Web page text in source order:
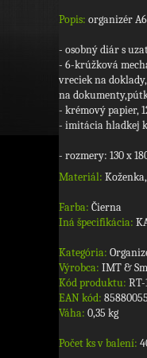
Popis: organizér
- osobný diár s
- 6-krúžková
vreciek na
na
- krémový papier,
- imitácia hladkej
- rozmery: 130 x
Materiál:
Farba: Čierna
Iná špecifikácia:
Kategória:
Výrobca: IMT &
Kód produktu: RT-
EAN kód:
Váha: 0,35 kg
Počet ks v balení: